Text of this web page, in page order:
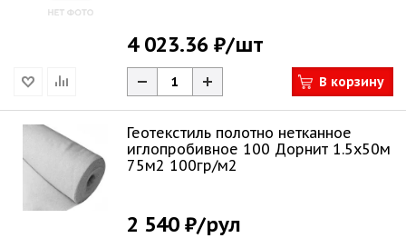
4 023.36 ₽/шт
В корзину
Геотекстиль полотно нетканное
иглопробивное 100 Дорнит 1.5х50м
75м2 100гр/м2
2 540 ₽/рул